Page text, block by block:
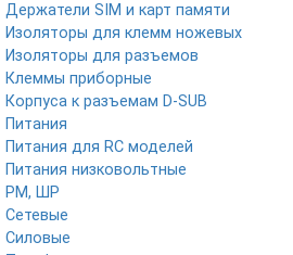
Держатели SIM и карт памяти
Изоляторы для клемм ножевых
Изоляторы для разъемов
Клеммы приборные
Корпуса к разъемам D-SUB
Питания
Питания для RC моделей
Питания низковольтные
РМ, ШР
Сетевые
Силовые